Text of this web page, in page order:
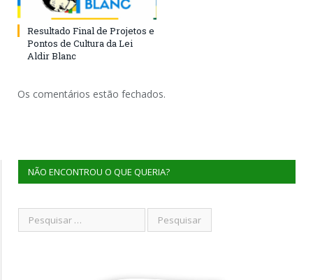
Resultado Final de Projetos e
Pontos de Cultura da Lei
Aldir Blanc
Os comentários estão fechados.
NÃO ENCONTROU O QUE QUERIA?